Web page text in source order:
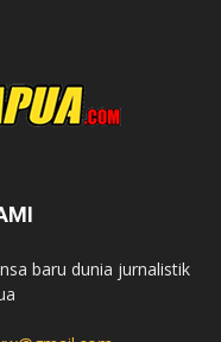
baru dunia jurnalistik